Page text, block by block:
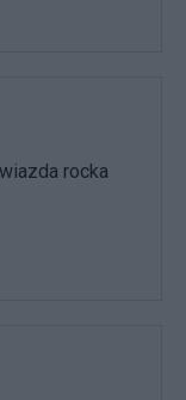
rocka